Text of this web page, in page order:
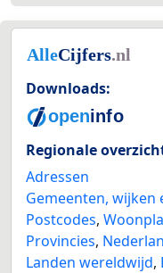
Downloads:
Regionale
Adressen
Gemeenten, wijken
Postcodes,
Provincies,
Landen wereldwijd,